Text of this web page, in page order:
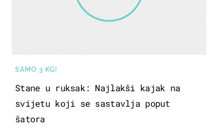
SAMO 3 KG!
Stane u ruksak: Najlakši kajak na
svijetu koji se sastavlja poput
šatora